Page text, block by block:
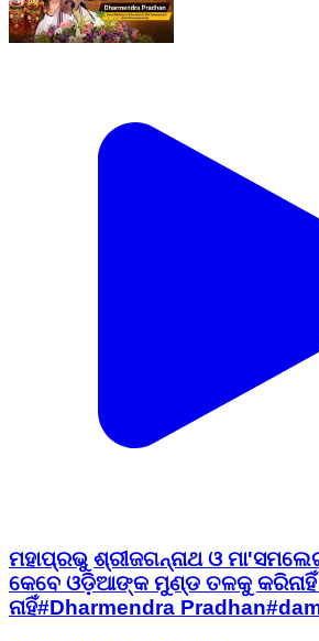
ମହାପ୍ରଭୁ ଶ୍ରୀଜଗନ୍ନାଥ ଓ
କେବେ ଓଡ଼ିଆଙ୍କ ମୁଣ୍ଡ ତଳକୁ
ନାହିଁ#Dharmendra